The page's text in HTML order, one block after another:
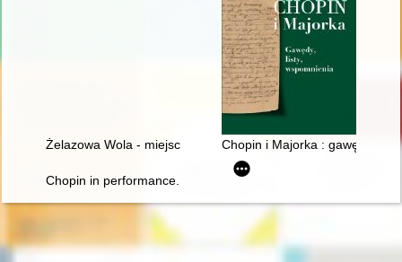
Żelazowa Wola - miejsce urodzenia Fryderyka Chopina
Chopin i Majorka : gawędy,
Chopin in performance. History, theory, practice